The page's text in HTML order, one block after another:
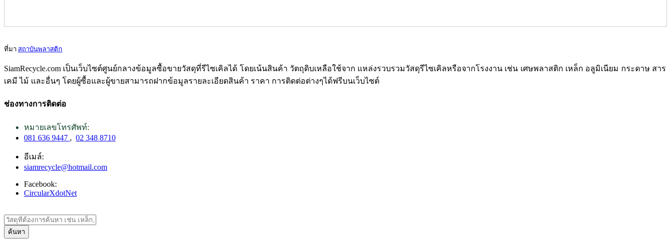
ที่มา สถาบันพลาสติก
SiamRecycle.com เป็นเว็บไซต์ศูนย์กลางข้อมูลซื้อขายวัสดุที่รีไซเคิลได้ โดยเน้นสินค้า วัตถุดิบเหลือใช้จาก แหล่งรวบรวมวัสดุรีไซเคิลหรือจากโรงงาน เช่น เศษพลาสติก เหล็ก อลูมิเนียม กระดาษ สาร
เคมี ไม้ และอื่นๆ โดยผู้ซื้อและผู้ขายสามารถฝากข้อมูลรายละเอียดสินค้า ราคา การติดต่อต่างๆได้ฟรีบนเว็บไซต์
ช่องทางการติดต่อ
หมายเลขโทรศัพท์:
081 636 9447 , 02 348 8710
อีเมล์:
siamrecycle@hotmail.com
Facebook:
CircularXdotNet
ค้นหา